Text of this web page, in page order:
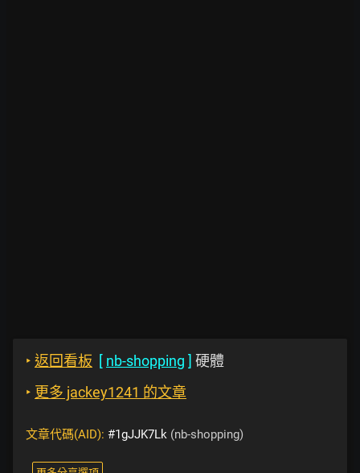
‣ 返回看板 [ nb-shopping ] 硬體
‣ 更多 jackey1241 的文章
文章代碼(AID): #1gJJK7Lk (nb-shopping)